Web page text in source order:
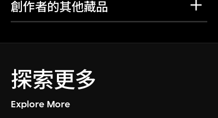
創作者的其他藏品
探索更多
Explore More